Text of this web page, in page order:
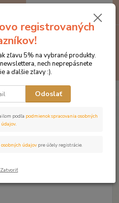
Hľadať
za0 €
o kožené výrobky
wash
Therapy
blanket wash
registrovaných
zľavu 5% na vybrané produkty.
nech neprepásnete
a ďalšie zľavy :).
Odoslať
podľa podmienok spracovania osobných
údajov.
údajov pre účely registrácie.
Zatvoriť